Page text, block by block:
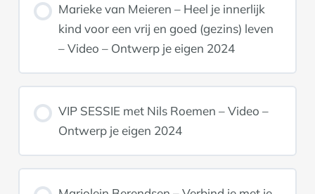
Marieke van Meieren – Heel je innerlijk
kind voor een vrij en goed (gezins) leven
– Video – Ontwerp je eigen 2024
VIP SESSIE met Nils Roemen – Video –
Ontwerp je eigen 2024